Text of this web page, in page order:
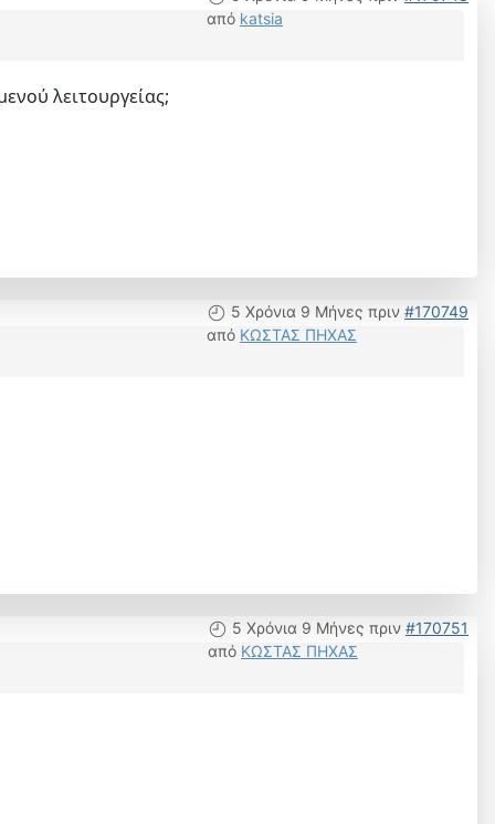
από katsia
λειτουργείας;
5 Χρόνια 9 Μήνες πριν #170749
από ΚΩΣΤΑΣ ΠΗΧΑΣ
5 Χρόνια 9 Μήνες πριν #170751
από ΚΩΣΤΑΣ ΠΗΧΑΣ